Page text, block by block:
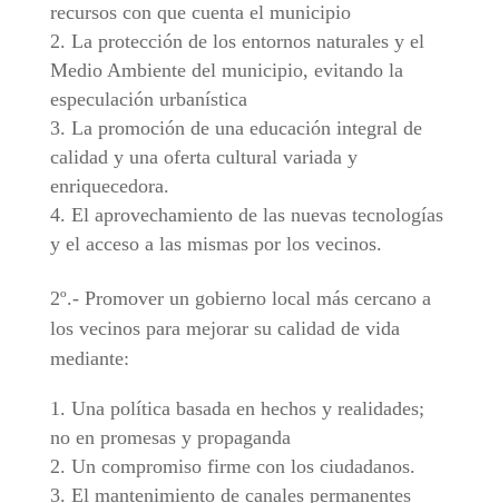
recursos con que cuenta el municipio
La protección de los entornos naturales y el
Medio Ambiente del municipio, evitando la
especulación urbanística
La promoción de una educación integral de
calidad y una oferta cultural variada y
enriquecedora.
El aprovechamiento de las nuevas tecnologías
y el acceso a las mismas por los vecinos.
2º.- Promover un gobierno local más cercano a
los vecinos para mejorar su calidad de vida
mediante:
Una política basada en hechos y realidades;
no en promesas y propaganda
Un compromiso firme con los ciudadanos.
El mantenimiento de canales permanentes